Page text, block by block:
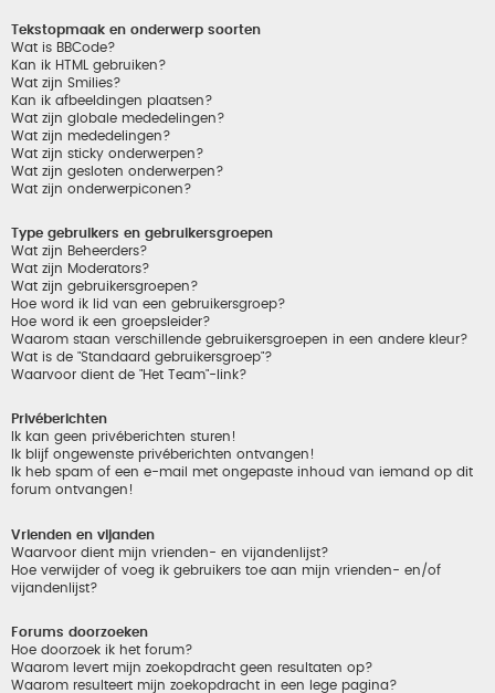
Tekstopmaak en onderwerp soorten
Wat is BBCode?
Kan ik HTML gebruiken?
Wat zijn Smilies?
Kan ik afbeeldingen plaatsen?
Wat zijn globale mededelingen?
Wat zijn mededelingen?
Wat zijn sticky onderwerpen?
Wat zijn gesloten onderwerpen?
Wat zijn onderwerpiconen?
Type gebruikers en gebruikersgroepen
Wat zijn Beheerders?
Wat zijn Moderators?
Wat zijn gebruikersgroepen?
Hoe word ik lid van een gebruikersgroep?
Hoe word ik een groepsleider?
Waarom staan verschillende gebruikersgroepen in een andere kleur?
Wat is de "Standaard gebruikersgroep"?
Waarvoor dient de "Het Team"-link?
Privéberichten
Ik kan geen privéberichten sturen!
Ik blijf ongewenste privéberichten ontvangen!
Ik heb spam of een e-mail met ongepaste inhoud van iemand op dit
forum ontvangen!
Vrienden en vijanden
Waarvoor dient mijn vrienden- en vijandenlijst?
Hoe verwijder of voeg ik gebruikers toe aan mijn vrienden- en/of
vijandenlijst?
Forums doorzoeken
Hoe doorzoek ik het forum?
Waarom levert mijn zoekopdracht geen resultaten op?
Waarom resulteert mijn zoekopdracht in een lege pagina?